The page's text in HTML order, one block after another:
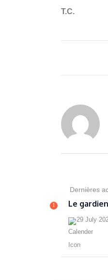
T.C.
1
Dernières
Le
29 July